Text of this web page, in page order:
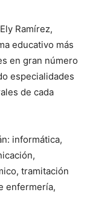
Ramírez,
educativo más
en gran número
especialidades
de cada
informática,
tramitación
enfermería,